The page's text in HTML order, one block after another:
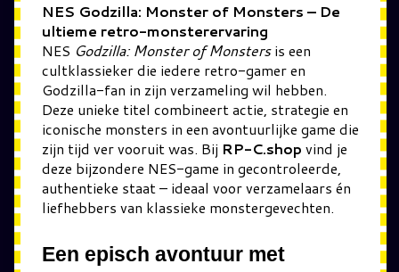
NES Godzilla: Monster of Monsters – De
ultieme retro-monsterervaring
NES Godzilla: Monster of Monstersis een
cultklassieker die iedere retro-gamer en
Godzilla-fan in zijn verzameling wil hebben.
Deze unieke titel combineert actie, strategie en
iconische monsters in een avontuurlijke game die
zijn tijd ver vooruit was. Bij RP-C.shop vind je
deze bijzondere NES-game in gecontroleerde,
authentieke staat – ideaal voor verzamelaars én
liefhebbers van klassieke monstergevechten.
Een episch avontuur met